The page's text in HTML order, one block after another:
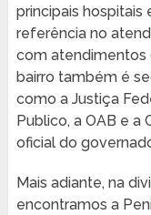
principais hospitais
referência no
com atendimentos
bairro também é
como a Justiça
Publico, a OAB e a
oficial do
Mais adiante, na
encontramos a